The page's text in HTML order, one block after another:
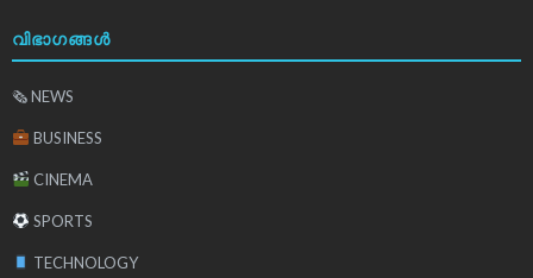
വിഭാഗങ്ങൾ
🗞 NEWS
BUSINESS
CINEMA
SPORTS
TECHNOLOGY